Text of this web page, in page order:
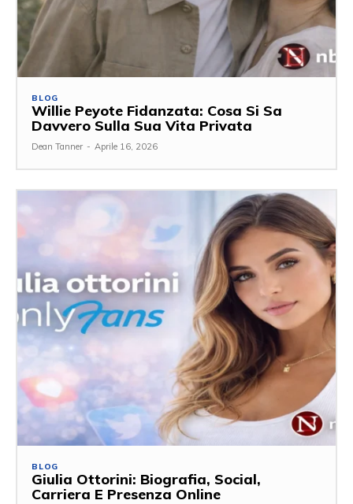
BLOG
Willie Peyote Fidanzata: Cosa Si Sa
Davvero Sulla Sua Vita Privata
Dean Tanner - Aprile 16, 2026
BLOG
Giulia Ottorini: Biografia, Social,
Carriera E Presenza Online